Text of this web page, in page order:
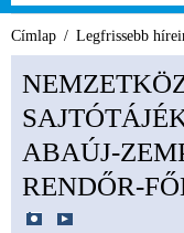
Címlap Legfrissebb
ABAÚJ-
RENDŐR-